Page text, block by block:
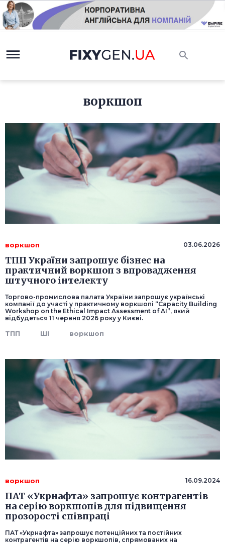
воркшоп
воркшоп 03.06.2026
ТПП України запрошує бізнес на
практичний воркшоп з впровадження
штучного інтелекту
Торгово-промислова палата України запрошує українські
компанії до участі у практичному воркшопі “Capacity Building
Workshop on the Ethical Impact Assessment of AI”, який
відбудеться 11 червня 2026 року у Києві.
ТПП ШІ воркшоп
воркшоп 16.09.2024
ПАТ «Укрнафта» запрошує контрагентів
на серію воркшопів для підвищення
прозорості співпраці
ПАТ «Укрнафта» запрошує потенційних та постійних
контрагентів на серію воркшопів, спрямованих на